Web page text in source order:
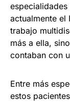
actualmente el
trabajo
más a ella,
contaban con
Entre más
estos